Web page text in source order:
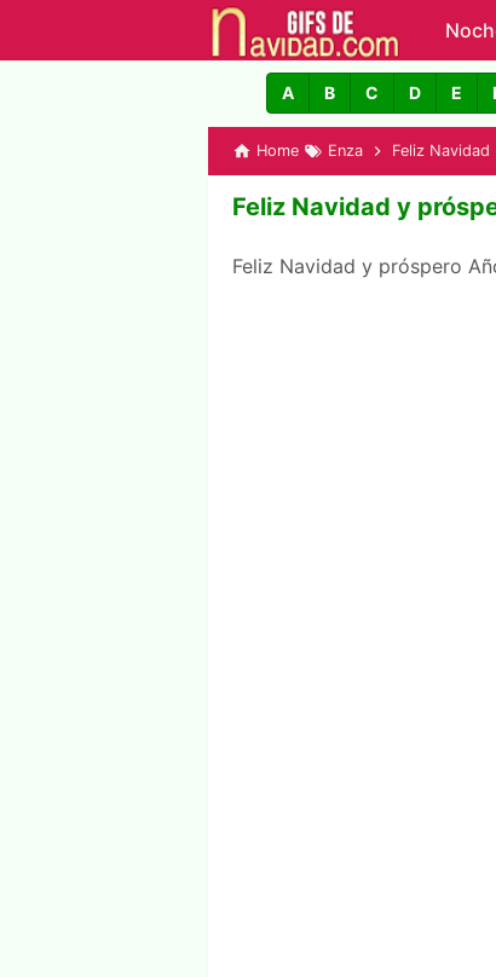
A B C D E
Home Enza Feliz Navidad
Feliz Navidad y
Feliz Navidad y próspero